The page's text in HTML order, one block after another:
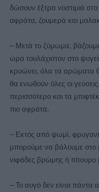
δώσουν έξτρα νοστιμιά
αφράτα, ζουμερά και
– Μετά το ζύμωμα,
ώρα τουλάχιστον στο
κρυώνει, όλα τα αρώματα
θα ενωθούν όλες οι
περισσότερο και τα
πιο αφράτα.
– Εκτός από ψωμί,
μπορούμε να βάλουμε στο
νιφάδες βρώμης ή
– Το αυγό δεν είναι πάντα